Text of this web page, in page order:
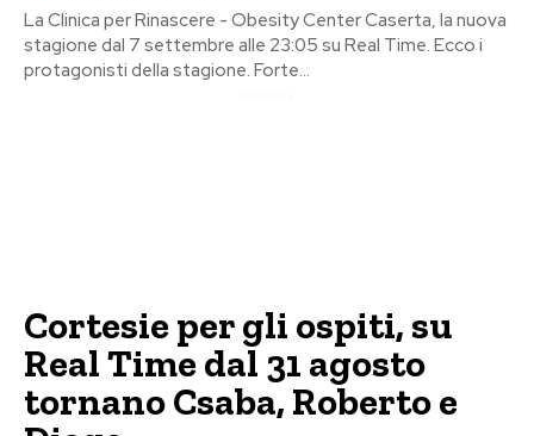
La Clinica per Rinascere - Obesity Center Caserta, la nuova
stagione dal 7 settembre alle 23:05 su Real Time. Ecco i
protagonisti della stagione. Forte...
Cortesie per gli ospiti, su
Real Time dal 31 agosto
tornano Csaba, Roberto e